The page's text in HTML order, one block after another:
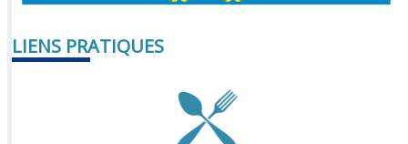
LIENS PRATIQUES